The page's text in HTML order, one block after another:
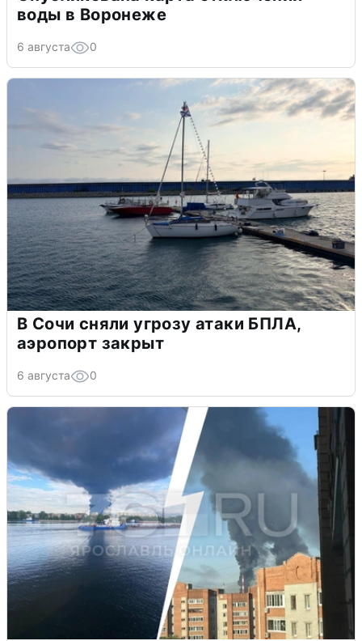
воды в Воронеже
6 августа 0
В Сочи сняли угрозу атаки БПЛА,
аэропорт закрыт
6 августа 0